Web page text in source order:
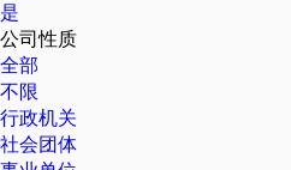
是
公司性质
全部
不限
行政机关
社会团体